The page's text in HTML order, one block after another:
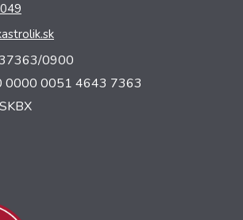
0900
0000 0051 4643 7363